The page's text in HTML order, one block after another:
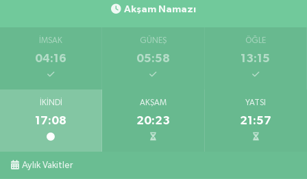
Akşam Namazı
İMSAK
04:16
GÜNEŞ
05:58
ÖĞLE
13:15
İKINDI
17:08
AKŞAM
20:23
YATSI
21:57
Aylık Vakitler